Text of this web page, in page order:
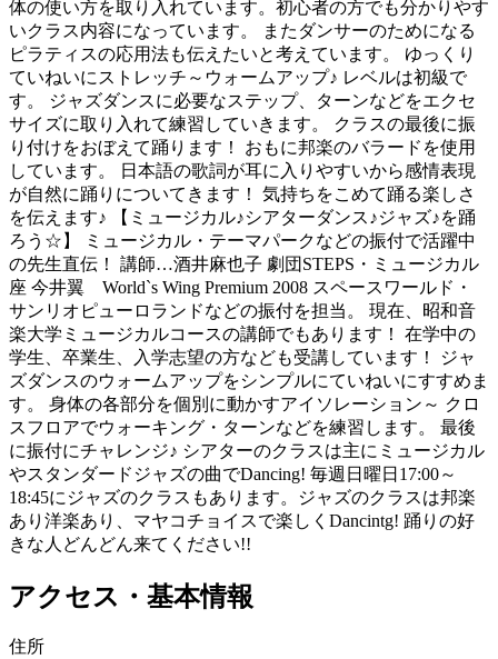
体の使い方を取り入れています。初心者の方でも分かりやす
いクラス内容になっています。 またダンサーのためになる
ピラティスの応用法も伝えたいと考えています。 ゆっくり
ていねいにストレッチ～ウォームアップ♪ レベルは初級で
す。 ジャズダンスに必要なステップ、ターンなどをエクセ
サイズに取り入れて練習していきます。 クラスの最後に振
り付けをおぼえて踊ります！ おもに邦楽のバラードを使用
しています。 日本語の歌詞が耳に入りやすいから感情表現
が自然に踊りについてきます！ 気持ちをこめて踊る楽しさ
を伝えます♪ 【ミュージカル♪シアターダンス♪ジャズ♪を踊
ろう☆】 ミュージカル・テーマパークなどの振付で活躍中
の先生直伝！ 講師…酒井麻也子 劇団STEPS・ミュージカル
座 今井翼 World`s Wing Premium 2008 スペースワールド・
サンリオピューロランドなどの振付を担当。 現在、昭和音
楽大学ミュージカルコースの講師でもあります！ 在学中の
学生、卒業生、入学志望の方なども受講しています！ ジャ
ズダンスのウォームアップをシンプルにていねいにすすめま
す。 身体の各部分を個別に動かすアイソレーション～ クロ
スフロアでウォーキング・ターンなどを練習します。 最後
に振付にチャレンジ♪ シアターのクラスは主にミュージカル
やスタンダードジャズの曲でDancing! 毎週日曜日17:00～
18:45にジャズのクラスもあります。ジャズのクラスは邦楽
あり洋楽あり、マヤコチョイスで楽しくDancintg! 踊りの好
きな人どんどん来てください!!
アクセス・基本情報
住所